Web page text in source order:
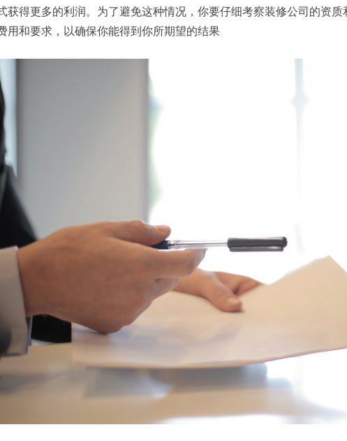
获得更多的利润。为了避免这种情况，你要仔细考察装修公司的资
用和要求，以确保你能得到你所期望的结果